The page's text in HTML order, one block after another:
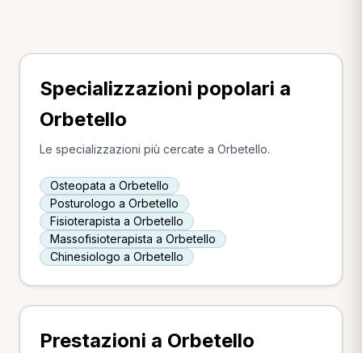
Specializzazioni popolari a
Orbetello
Le specializzazioni più cercate a Orbetello.
Osteopata a Orbetello
Posturologo a Orbetello
Fisioterapista a Orbetello
Massofisioterapista a Orbetello
Chinesiologo a Orbetello
Prestazioni a Orbetello